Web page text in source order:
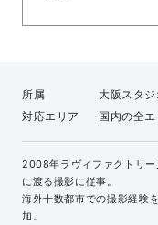
所属
大阪スタジ
対応エリア
国内の全
2008年ラヴィファクトリ
に渡る撮影に従事。
海外十数都市での撮影経験
加。